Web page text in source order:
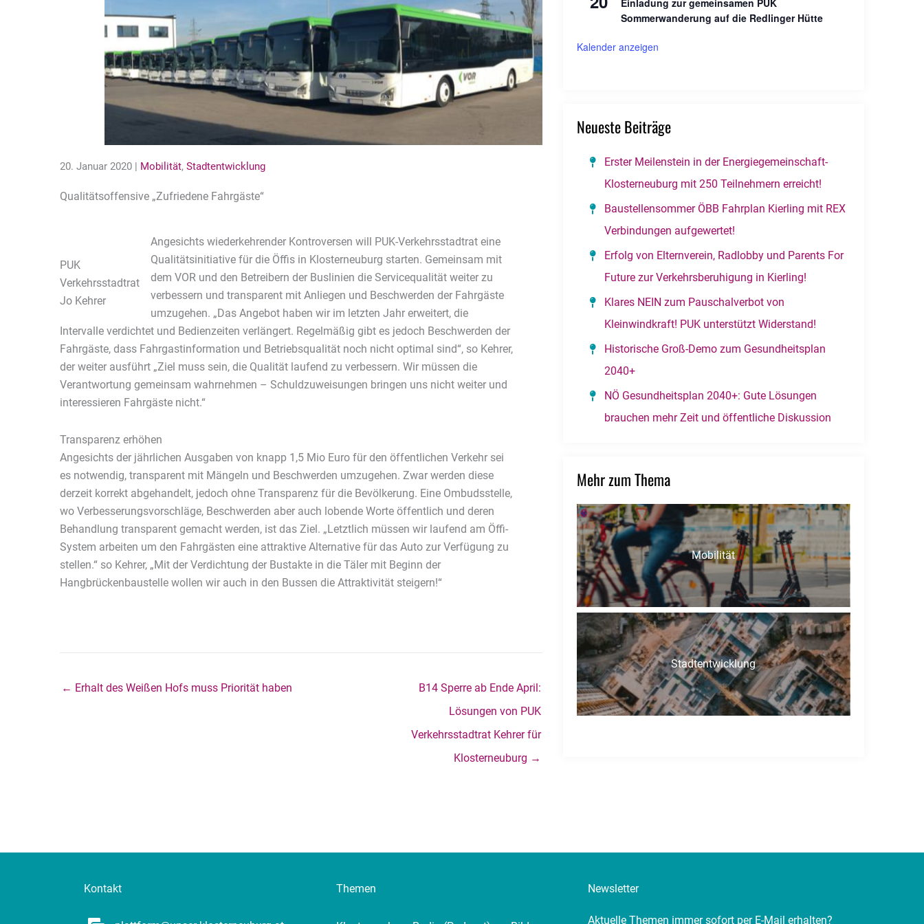
20. Januar 2020 | Mobilität,Stadtentwicklung
Qualitätsoffensive „Zufriedene Fahrgäste“
PUK
Verkehrsstadtrat
Jo Kehrer
Angesichts wiederkehrender Kontroversen will PUK-Verkehrsstadtrat eine
Qualitätsinitiative für die Öffis in Klosterneuburg starten. Gemeinsam mit
dem VOR und den Betreibern der Buslinien die Servicequalität weiter zu
verbessern und transparent mit Anliegen und Beschwerden der Fahrgäste
umzugehen. „Das Angebot haben wir im letzten Jahr erweitert, die
Intervalle verdichtet und Bedienzeiten verlängert. Regelmäßig gibt es jedoch Beschwerden der
Fahrgäste, dass Fahrgastinformation und Betriebsqualität noch nicht optimal sind“, so Kehrer,
der weiter ausführt „Ziel muss sein, die Qualität laufend zu verbessern. Wir müssen die
Verantwortung gemeinsam wahrnehmen – Schuldzuweisungen bringen uns nicht weiter und
interessieren Fahrgäste nicht.“
Transparenz erhöhen
Angesichts der jährlichen Ausgaben von knapp 1,5 Mio Euro für den öffentlichen Verkehr sei
es notwendig, transparent mit Mängeln und Beschwerden umzugehen. Zwar werden diese
derzeit korrekt abgehandelt, jedoch ohne Transparenz für die Bevölkerung. Eine Ombudsstelle,
wo Verbesserungsvorschläge, Beschwerden aber auch lobende Worte öffentlich und deren
Behandlung transparent gemacht werden, ist das Ziel. „Letztlich müssen wir laufend am Öffi-
System arbeiten um den Fahrgästen eine attraktive Alternative für das Auto zur Verfügung zu
stellen.“ so Kehrer, „Mit der Verdichtung der Bustakte in die Täler mit Beginn der
Hangbrückenbaustelle wollen wir auch in den Bussen die Attraktivität steigern!“
← Erhalt des Weißen Hofs muss Priorität haben
B14 Sperre ab Ende April:
Lösungen von PUK
Verkehrsstadtrat Kehrer für
Klosterneuburg →
Sommerwanderung auf die Redlinger Hütte
Kalender anzeigen
Neueste Beiträge
Erster Meilenstein in der Energiegemeinschaft-
Klosterneuburg mit 250 Teilnehmern erreicht!
Baustellensommer ÖBB Fahrplan Kierling mit REX
Verbindungen aufgewertet!
Erfolg von Elternverein, Radlobby und Parents For
Future zur Verkehrsberuhigung in Kierling!
Klares NEIN zum Pauschalverbot von
Kleinwindkraft! PUK unterstützt Widerstand!
Historische Groß-Demo zum Gesundheitsplan
2040+
NÖ Gesundheitsplan 2040+: Gute Lösungen
brauchen mehr Zeit und öffentliche Diskussion
Mehr zum Thema
Mobilität
Stadtentwicklung
Kontakt Themen Newsletter
Aktuelle Themen immer sofort per E-Mail erhalten?